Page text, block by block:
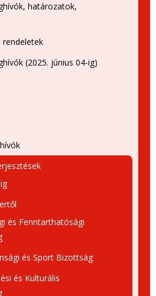
határozatok,
rendeletek
(2025. június 04-ig)
és Fenntarthatósági
és Sport Bizottság
és Kulturális